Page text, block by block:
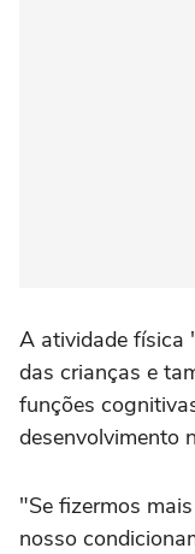
A atividade física
das crianças e
funções
desenvolvimento
"Se fizermos
nosso